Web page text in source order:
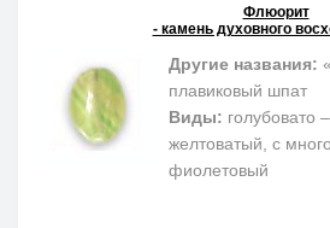
Флюорит
- камень духовного
Другие названия:
плавиковый шпат
Виды: голубовато
желтоватый, с
фиолетовый